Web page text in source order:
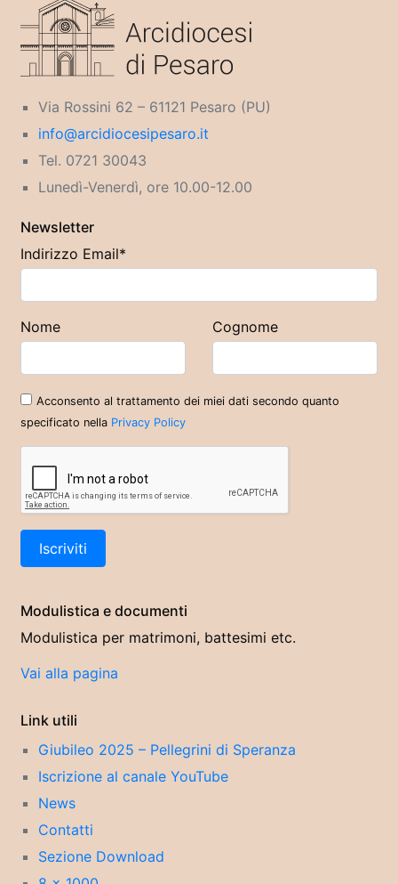
Via Rossini 62 – 61121 Pesaro (PU)
info@arcidiocesipesaro.it
Tel. 0721 30043
Lunedì-Venerdì, ore 10.00-12.00
Newsletter
Indirizzo Email*
Nome Cognome
Acconsento al trattamento dei miei dati secondo quanto
specificato nella Privacy Policy
Modulistica e documenti
Modulistica per matrimoni, battesimi etc.
Vai alla pagina
Link utili
Giubileo 2025 – Pellegrini di Speranza
Iscrizione al canale YouTube
News
Contatti
Sezione Download